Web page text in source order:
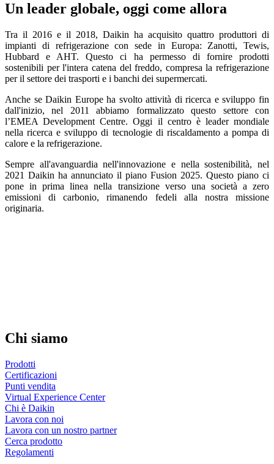
Un leader globale, oggi come allora
Tra il 2016 e il 2018, Daikin ha acquisito quattro produttori di
impianti di refrigerazione con sede in Europa: Zanotti, Tewis,
Hubbard e AHT. Questo ci ha permesso di fornire prodotti
sostenibili per l'intera catena del freddo, compresa la refrigerazione
per il settore dei trasporti e i banchi dei supermercati.
Anche se Daikin Europe ha svolto attività di ricerca e sviluppo fin
dall'inizio, nel 2011 abbiamo formalizzato questo settore con
l’EMEA Development Centre. Oggi il centro è leader mondiale
nella ricerca e sviluppo di tecnologie di riscaldamento a pompa di
calore e la refrigerazione.
Sempre all'avanguardia nell'innovazione e nella sostenibilità, nel
2021 Daikin ha annunciato il piano Fusion 2025. Questo piano ci
pone in prima linea nella transizione verso una società a zero
emissioni di carbonio, rimanendo fedeli alla nostra missione
originaria.
Chi siamo
Prodotti
Certificazioni
Punti vendita
Virtual Experience Center
Chi è Daikin
Lavora con noi
Lavora con un nostro partner
Cerca prodotto
Regolamenti